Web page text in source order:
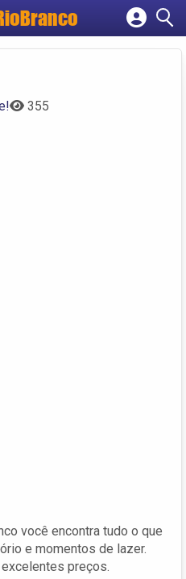
empresa
355
você encontra tudo o que
e momentos de lazer.
preços.